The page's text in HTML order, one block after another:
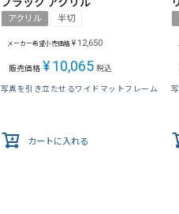
アクリル 半切
メーカー希望小売価格 ¥ 12,650
販売価格 ¥10,065 税込
写真を引き立たせるワイドマットフレーム
カートに入れる